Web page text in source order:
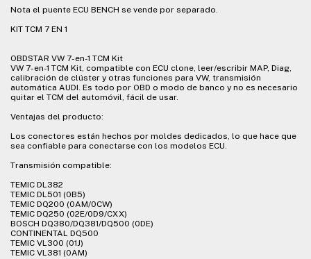
Nota el puente ECU BENCH se vende por separado.
KIT TCM 7 EN 1
OBDSTAR VW 7-en-1 TCM Kit
VW 7-en-1 TCM Kit, compatible con ECU clone, leer/escribir MAP, Diag,
calibración de clúster y otras funciones para VW, transmisión
automática AUDI. Es todo por OBD o modo de banco y no es necesario
quitar el TCM del automóvil, fácil de usar.
Ventajas del producto:
Los conectores están hechos por moldes dedicados, lo que hace que
sea confiable para conectarse con los modelos ECU.
Transmisión compatible:
TEMIC DL382
TEMIC DL501 (0B5)
TEMIC DQ200 (0AM/0CW)
TEMIC DQ250 (02E/0D9/CXX)
BOSCH DQ380/DQ381/DQ500 (0DE)
CONTINENTAL DQ500
TEMIC VL300 (01J)
TEMIC VL381 (0AM)